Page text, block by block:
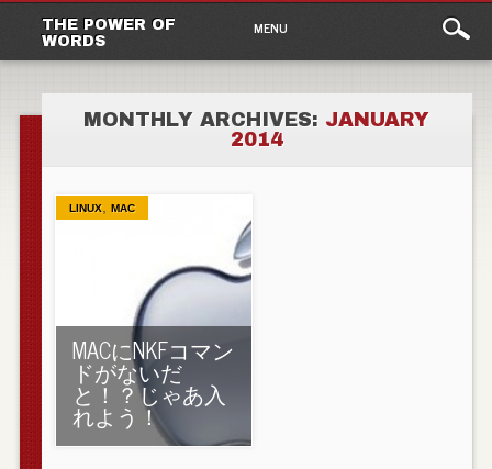
THE POWER OF
WORDS
Main
menu
MENU
MONTHLY ARCHIVES: JANUARY
2014
LINUX, MAC
MACにNKFコマン
ドがないだ
と！？じゃあ入
れよう！